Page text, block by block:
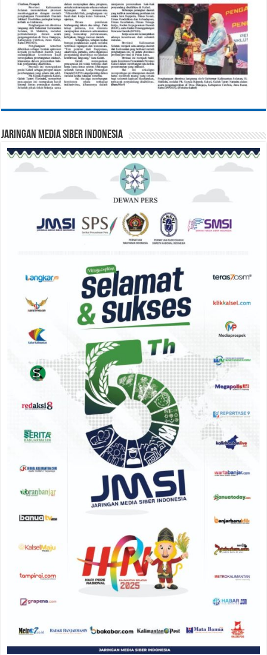
Jaringan Media Siber Indonesia